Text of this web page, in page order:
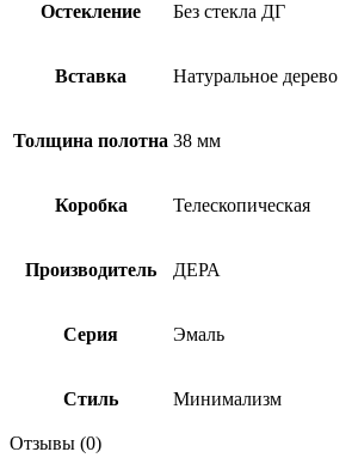
Остекление Без стекла ДГ
Вставка Натуральное дерево
Толщина полотна 38 мм
Коробка Телескопическая
Производитель ДЕРА
Серия Эмаль
Стиль Минимализм
Отзывы (0)